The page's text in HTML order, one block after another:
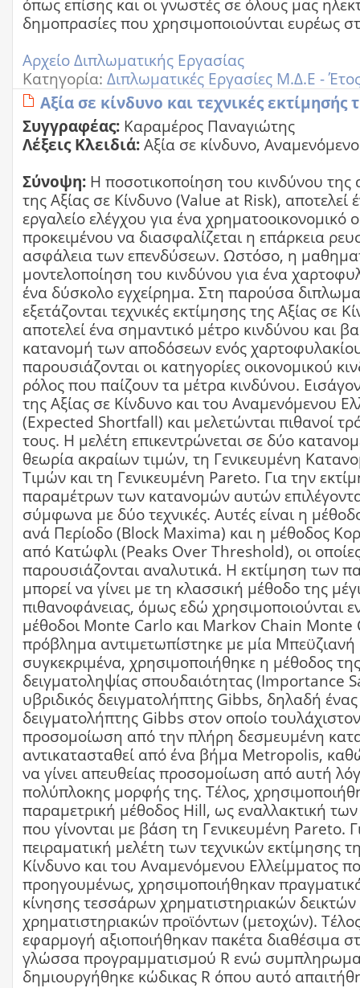
όπως επίσης και οι γνωστές σε όλους μας
δημοπρασίες που χρησιμοποιούνται ευρέως
Αρχείο Διπλωματικής Εργασίας
Κατηγορία: Διπλωματικές Εργασίες Μ.Δ.Ε -
Αξία σε κίνδυνο και τεχνικές εκτίμησής
Συγγραφέας: Καραμέρος Παναγιώτης
Λέξεις Κλειδιά:Αξία σε κίνδυνο,
Σύνοψη: Η ποσοτικοποίηση του κινδύνου
της Αξίας σε Κίνδυνο (Value at Risk), αποτελεί
εργαλείο ελέγχου για ένα χρηματοοικονομικό
προκειμένου να διασφαλίζεται η επάρκεια
ασφάλεια των επενδύσεων. Ωστόσο, η
μοντελοποίηση του κινδύνου για ένα
ένα δύσκολο εγχείρημα. Στη παρούσα
εξετάζονται τεχνικές εκτίμησης της Αξίας σε
αποτελεί ένα σημαντικό μέτρο κινδύνου και
κατανομή των αποδόσεων ενός
παρουσιάζονται οι κατηγορίες οικονομικού
ρόλος που παίζουν τα μέτρα κινδύνου.
της Αξίας σε Κίνδυνο και του Αναμενόμενου
(Expected Shortfall) και μελετώνται πιθανοί
τους. Η μελέτη επικεντρώνεται σε δύο
θεωρία ακραίων τιμών, τη Γενικευμένη
Τιμών και τη Γενικευμένη Pareto. Για την
παραμέτρων των κατανομών αυτών
σύμφωνα με δύο τεχνικές. Αυτές είναι η
ανά Περίοδο (Block Maxima) και η μέθοδος
από Κατώφλι (Peaks Over Threshold), οι
παρουσιάζονται αναλυτικά. Η εκτίμηση των
μπορεί να γίνει με τη κλασσική μέθοδο της
πιθανοφάνειας, όμως εδώ χρησιμοποιούνται
μέθοδοι Monte Carlo και Markov Chain Monte
πρόβλημα αντιμετωπίστηκε με μία Μπεϋζιανή
συγκεκριμένα, χρησιμοποιήθηκε η μέθοδος της
δειγματοληψίας σπουδαιότητας (Importance
υβριδικός δειγματολήπτης Gibbs, δηλαδή ένας
δειγματολήπτης Gibbs στον οποίο
προσομοίωση από την πλήρη δεσμευμένη
αντικατασταθεί από ένα βήμα Metropolis,
να γίνει απευθείας προσομοίωση από αυτή
πολύπλοκης μορφής της. Τέλος,
παραμετρική μέθοδος Hill, ως εναλλακτική
που γίνονται με βάση τη Γενικευμένη Pareto.
πειραματική μελέτη των τεχνικών εκτίμησης
Κίνδυνο και του Αναμενόμενου Ελλείμματος
προηγουμένως, χρησιμοποιήθηκαν
κίνησης τεσσάρων χρηματιστηριακών
χρηματιστηριακών προϊόντων (μετοχών).
εφαρμογή αξιοποιήθηκαν πακέτα διαθέσιμα
γλώσσα προγραμματισμού R ενώ
δημιουργήθηκε κώδικας R όπου αυτό